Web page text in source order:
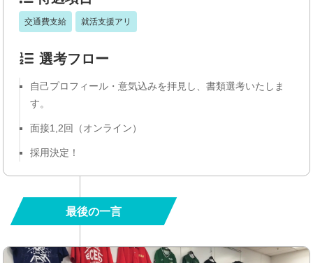
交通費支給 就活支援アリ
選考フロー
自己プロフィール・意気込みを拝見し、書類選考いたしま
す。
面接1,2回（オンライン）
採用決定！
最後の一言